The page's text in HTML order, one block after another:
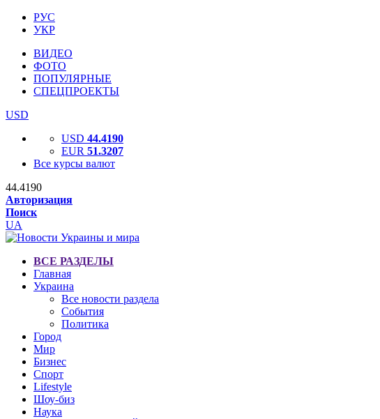
РУС
УКР
ВИДЕО
ФОТО
ПОПУЛЯРНЫЕ
СПЕЦПРОЕКТЫ
USD
USD 44.4190
EUR 51.3207
Все курсы валют
44.4190
Авторизация
Поиск
UA
ВСЕ РАЗДЕЛЫ
Главная
Украина
Все новости раздела
События
Политика
Город
Мир
Бизнес
Спорт
Lifestyle
Шоу-биз
Наука